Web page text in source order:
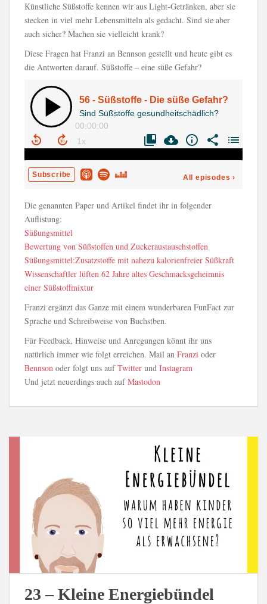
Künstliche Süßstoffe kennen wir aus Light-Getränken, aber sie
stecken in viel mehr Lebensmitteln als gedacht. Sind sie aber
auch sicher? Machen sie vielleicht krank?
Diese Fragen hat Franzi an Bennson gestellt und heute gibt es
die Antworten darauf. Süßstoffe – eine süße Gefahr?
Die genannten Paper und Artikel findet ihr in folgender
Auflistung:
Süßungsmittel
Bewertung von Süßstoffen und Zuckeraustauschstoffen
Süßungsmittel:Zusatzstoffe mit nahezu kalorienfreier Süßkraft
Wissenschaftler lüften 62 Jahre altes Geschmacksgeheimnis
einer Süßstoffmixtur
Franzi ergänzt das Ganze mit einem wunderbaren FunFact zur
Sprache und Schreibweise von Buchstben.
Für Feedback, Hinweise und Anregungen könnt ihr uns
natürlich immer wie folgt erreichen. Mail an Franzi oder
Bennson oder folgt uns aufTwitter und Instagram
Und jetzt neuerdings auch aufMastodon
23 – Kleine Energiebündel